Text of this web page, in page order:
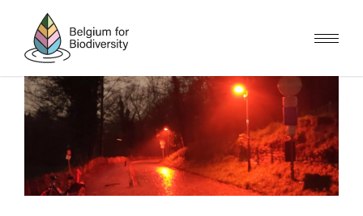
inhoud
gaanAfbeelding